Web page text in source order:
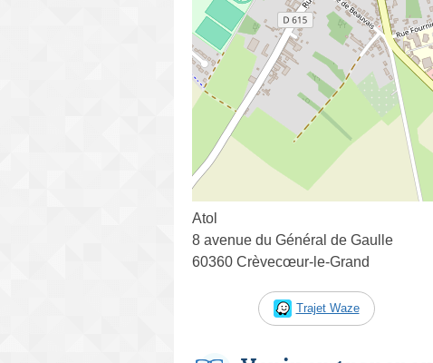
Atol
8 avenue du Général de Gaulle
60360 Crèvecœur-le-Grand
Trajet Waze